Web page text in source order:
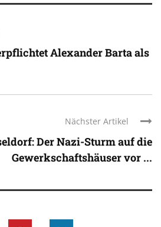
Alexander Barta als
Nächster Artikel
Der Nazi-Sturm auf die
Gewerkschaftshäuser vor ...